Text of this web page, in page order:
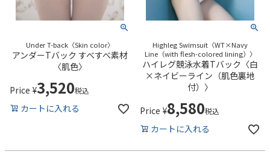
Under T-back〈Skin color〉
アンダーTバック すべすべ素材
〈肌色〉
Price ¥3,520税込
カートに入れる
Highleg Swimsuit〈WT×Navy
Line（with flesh-colored lining）〉
ハイレグ競泳水着Tバック〈白
×ネイビーライン（肌色裏地
付）〉
Price ¥8,580税込
カートに入れる